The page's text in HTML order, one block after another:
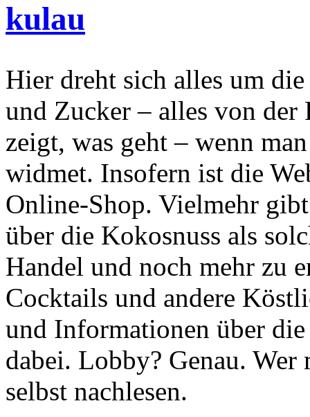
kulau
Hier dreht sich alles um
und Zucker – alles von
zeigt, was geht – wenn
widmet. Insofern ist die
Online-Shop. Vielmehr
über die Kokosnuss als
Handel und noch mehr zu
Cocktails und andere
und Informationen über
dabei. Lobby? Genau.
selbst nachlesen.